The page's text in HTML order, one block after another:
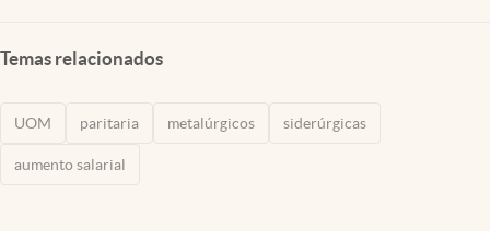
Temas relacionados
UOM paritaria metalúrgicos siderúrgicas
aumento salarial